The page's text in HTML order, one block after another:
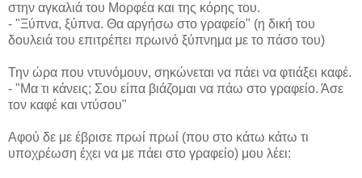
στην αγκαλιά του Μορφέα και της κόρης του.
- "Ξύπνα, ξύπνα. Θα αργήσω στο γραφείο" (η δική του
δουλειά του επιτρέπει πρωινό ξύπνημα με το πάσο του)
Την ώρα που ντυνόμουν, σηκώνεται να πάει να φτιάξει καφέ.
- "Μα τι κάνεις; Σου είπα βιάζομαι να πάω στο γραφείο. Άσε
τον καφέ και ντύσου"
Αφού δε με έβρισε πρωί πρωί (που στο κάτω κάτω τι
υποχρέωση έχει να με πάει στο γραφείο) μου λέει: